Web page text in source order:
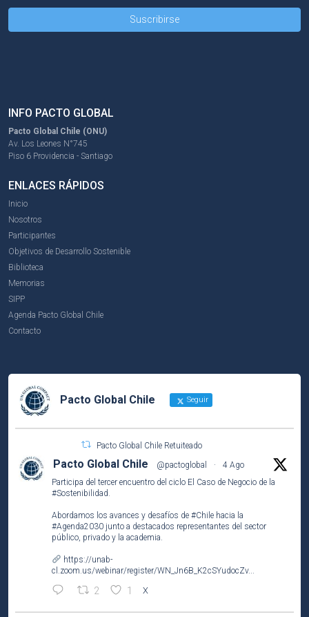
INFO PACTO GLOBAL
Pacto Global Chile (ONU)
Av. Los Leones N°745
Piso 6 Providencia - Santiago
ENLACES RÁPIDOS
Inicio
Nosotros
Participantes
Objetivos de Desarrollo Sostenible
Biblioteca
Memorias
SIPP
Agenda Pacto Global Chile
Contacto
Pacto Global Chile Seguir
Pacto Global Chile Retuiteado
Pacto Global Chile @pactoglobal ·
4 Ago
Participa del tercer encuentro del ciclo El Caso de Negocio de la
#Sostenibilidad
Abordamos los avances y desafíos de #Chile hacia la
#Agenda2030 junto a destacados representantes del sector
público, privado y la academia.
https://unab-
cl.zoom.us/webinar/register/WN_Jn6B_K2cSYudocZv...
2 1 X